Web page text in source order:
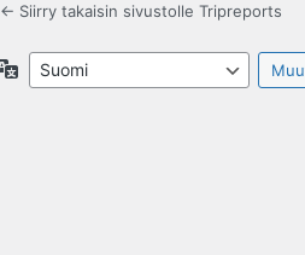
← Siirry takaisin sivustolle Tripreports
Kieli